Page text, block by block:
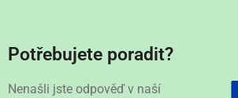
Potřebujete poradit?
Nenašli jste odpověď v naší